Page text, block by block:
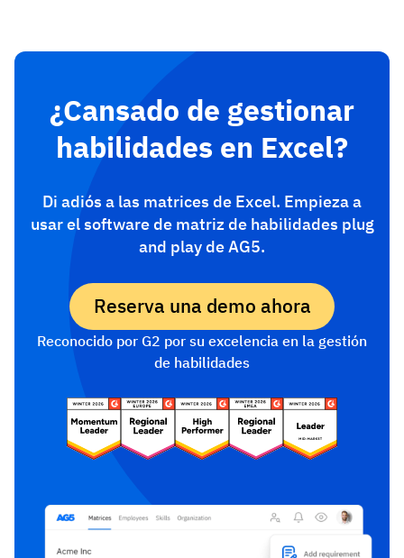
¿Cansado de gestionar
habilidades en Excel?
Di adiós a las matrices de Excel. Empieza a
usar el software de matriz de habilidades plug
and play de AG5.
Reserva una demo ahora
Reconocido por G2 por su excelencia en la gestión
de habilidades